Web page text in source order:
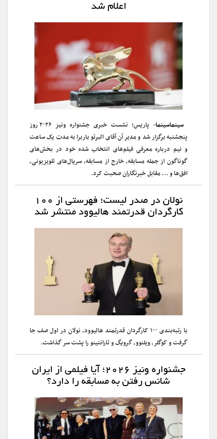
اعلام شد
سینماسینما
- پاریس؛ نشست خبری جشنواره ونیز ۲۰۲۶ روز
پنجشنبه برگزار شد و مدیر آن آقای البرتو باربرا به مدت یک ساعت
و نیم درباره معرفی فیلم‌های انتخاب شده خود در بخش‌های
گوناگون‌ از جمله مسابقه، خارج از مسابقه، سریال‌های تلویزیونی،
افق‌ها و … مقابل خبرنگاران صحبت کرد.
نولان در صدر لیست؛ فهرستی از ۱۰۰
کارگردان قدرتمند هالیوود منتشر شد
با رتبه‌بندی ۱۰۰ کارگردان قدرتمند هالیوود، نولان در اول صف جا
گرفت و کوگلر، ویلنوو، گرویگ و تارانتینو را پشت سر گذاشت.
جشنواره ونیز ۲۰۲۶؛ آیا فیلمی از ایران
شانس رفتن به مسابقه را دارد؟